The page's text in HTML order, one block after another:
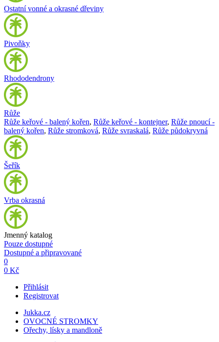
Ostatní vonné a okrasné dřeviny
Pivoňky
Rhododendrony
Růže
Růže keřové - balený kořen, Růže keřové - kontejner, Růže pnoucí -
balený kořen, Růže stromková, Růže svraskalá, Růže půdokryvná
Šeřík
Vrba okrasná
Jmenný katalog
Pouze dostupné
Dostupné a připravované
0
0 Kč
Přihlásit
Registrovat
Jukka.cz
OVOCNÉ STROMKY
Ořechy, lísky a mandloně